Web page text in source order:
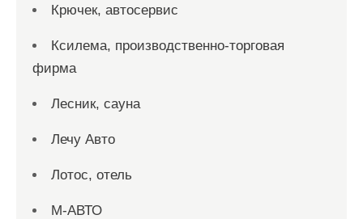
Крючек, автосервис
Ксилема, производственно-торговая
фирма
Лесник, сауна
Лечу Авто
Лотос, отель
М-АВТО